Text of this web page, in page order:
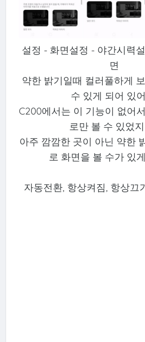
설정 - 화면설정 - 야간시력
면
약한 밝기일때 컬러풀하게
수 있게 되어 있
C200에서는 이 기능이 없어
로만 볼 수 있었
아주 깜깜한 곳이 아닌 약한
로 화면을 볼 수가 있
자동전환, 항상켜짐, 항상끄